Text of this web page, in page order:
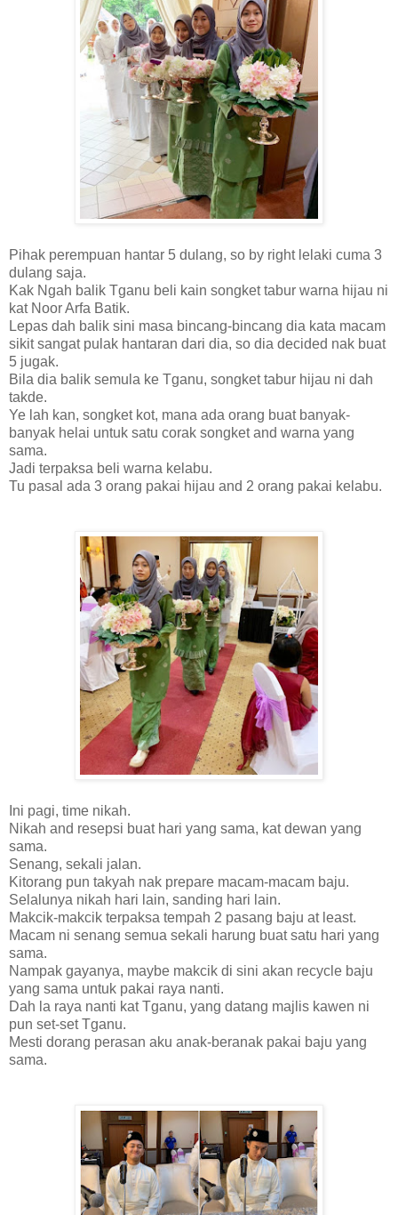
Pihak perempuan hantar 5 dulang, so by right lelaki cuma 3
dulang saja.
Kak Ngah balik Tganu beli kain songket tabur warna hijau ni
kat Noor Arfa Batik.
Lepas dah balik sini masa bincang-bincang dia kata macam
sikit sangat pulak hantaran dari dia, so dia decided nak buat
5 jugak.
Bila dia balik semula ke Tganu, songket tabur hijau ni dah
takde.
Ye lah kan, songket kot, mana ada orang buat banyak-
banyak helai untuk satu corak songket and warna yang
sama.
Jadi terpaksa beli warna kelabu.
Tu pasal ada 3 orang pakai hijau and 2 orang pakai kelabu.
Ini pagi, time nikah.
Nikah and resepsi buat hari yang sama, kat dewan yang
sama.
Senang, sekali jalan.
Kitorang pun takyah nak prepare macam-macam baju.
Selalunya nikah hari lain, sanding hari lain.
Makcik-makcik terpaksa tempah 2 pasang baju at least.
Macam ni senang semua sekali harung buat satu hari yang
sama.
Nampak gayanya, maybe makcik di sini akan recycle baju
yang sama untuk pakai raya nanti.
Dah la raya nanti kat Tganu, yang datang majlis kawen ni
pun set-set Tganu.
Mesti dorang perasan aku anak-beranak pakai baju yang
sama.